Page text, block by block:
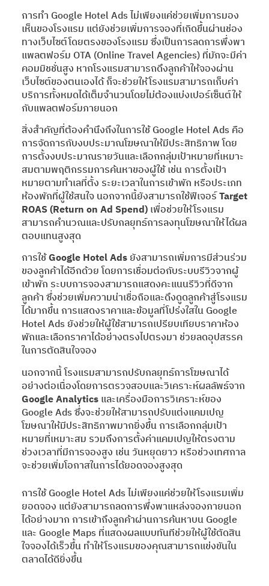
การทำ Google Hotel Ads ไม่เพียงแค่ช่วยเพิ่มการมอง
เห็นของโรงแรม แต่ยังช่วยเพิ่มการจองที่เกิดขึ้นผ่านช่อง
ทางเว็บไซต์โดยตรงของโรงแรม ซึ่งเป็นการลดการพึ่งพา
แพลตฟอร์ม OTA (Online Travel Agencies) ที่มักจะมีค่า
คอมมิชชั่นสูง หากโรงแรมสามารถดึงลูกค้าให้จองผ่าน
เว็บไซต์ของตนเองได้ ก็จะช่วยให้โรงแรมสามารถเก็บค่า
บริการทั้งหมดได้เต็มจำนวนโดยไม่ต้องแบ่งเปอร์เซ็นต์ให้
กับแพลตฟอร์มภายนอก
สิ่งสำคัญที่ต้องคำนึงถึงในการใช้ Google Hotel Ads คือ
การจัดการกับงบประมาณโฆษณาให้มีประสิทธิภาพ โดย
การตั้งงบประมาณรายวันและเลือกกลุ่มเป้าหมายที่เหมาะ
สมตามพฤติกรรมการค้นหาของผู้ใช้ เช่น การตั้งเป้า
หมายตามทำเลที่ตั้ง ระยะเวลาในการเข้าพัก หรือประเภท
ห้องพักที่ผู้ใช้สนใจ นอกจากนี้ยังสามารถใช้ฟีเจอร์Target
ROAS (Return on Ad Spend)เพื่อช่วยให้โรงแรม
สามารถคำนวณและปรับกลยุทธ์การลงทุนโฆษณาให้ได้ผล
ตอบแทนสูงสุด
การใช้Google Hotel Adsยังสามารถเพิ่มการมีส่วนร่วม
ของลูกค้าได้อีกด้วย โดยการเชื่อมต่อกับระบบรีวิวจากผู้
เข้าพัก ระบบการจองสามารถแสดงคะแนนรีวิวที่ดีจาก
ลูกค้า ซึ่งช่วยเพิ่มความน่าเชื่อถือและดึงดูดลูกค้าสู่โรงแรม
ได้มากขึ้น การแสดงราคาและข้อมูลที่โปร่งใสใน Google
Hotel Ads ยังช่วยให้ผู้ใช้สามารถเปรียบเทียบราคาห้อง
พักและเลือกราคาได้อย่างตรงไปตรงมา ช่วยลดอุปสรรค
ในการตัดสินใจจอง
นอกจากนี้ โรงแรมสามารถปรับกลยุทธ์การโฆษณาได้
อย่างต่อเนื่องโดยการตรวจสอบและวิเคราะห์ผลลัพธ์จาก
Google Analyticsและเครื่องมือการวิเคราะห์ของ
Google Ads ซึ่งจะช่วยให้สามารถปรับแต่งแคมเปญ
โฆษณาให้มีประสิทธิภาพมากยิ่งขึ้น การเลือกกลุ่มเป้า
หมายที่เหมาะสม รวมถึงการตั้งค่าแคมเปญให้ตรงตาม
ช่วงเวลาที่มีการจองสูง เช่น วันหยุดยาว หรือช่วงเทศกาล
จะช่วยเพิ่มโอกาสในการได้ยอดจองสูงสุด
การใช้ Google Hotel Ads ไม่เพียงแค่ช่วยให้โรงแรมเพิ่ม
ยอดจอง แต่ยังสามารถลดการพึ่งพาแหล่งจองภายนอก
ได้อย่างมาก การเข้าถึงลูกค้าผ่านการค้นหาบน Google
และ Google Maps ที่แสดงผลแบบทันทีช่วยให้ผู้ใช้ตัดสิน
ใจจองได้เร็วขึ้น ทำให้โรงแรมของคุณสามารถแข่งขันใน
ตลาดได้ดียิ่งขึ้น